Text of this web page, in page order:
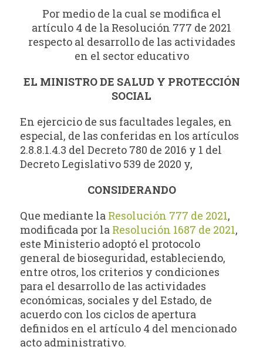
Por medio de la cual se modifica el
artículo 4 de la Resolución 777 de 2021
respecto al desarrollo de las actividades
en el sector educativo
EL MINISTRO DE SALUD Y PROTECCIÓN
SOCIAL
En ejercicio de sus facultades legales, en
especial, de las conferidas en los artículos
2.8.8.1.4.3 del Decreto 780 de 2016 y 1 del
Decreto Legislativo 539 de 2020 y,
CONSIDERANDO
Que mediante la Resolución 777 de 2021,
modificada por la Resolución 1687 de 2021,
este Ministerio adoptó el protocolo
general de bioseguridad, estableciendo,
entre otros, los criterios y condiciones
para el desarrollo de las actividades
económicas, sociales y del Estado, de
acuerdo con los ciclos de apertura
definidos en el artículo 4 del mencionado
acto administrativo.